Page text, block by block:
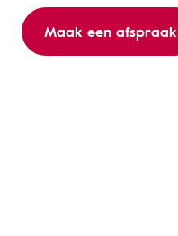
Maak een afspraak